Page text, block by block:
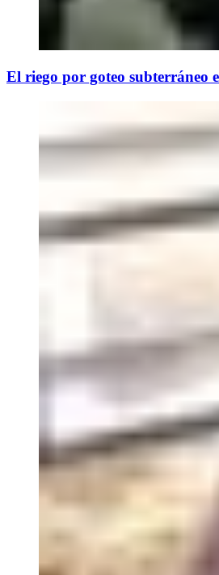
El riego por goteo subterráneo